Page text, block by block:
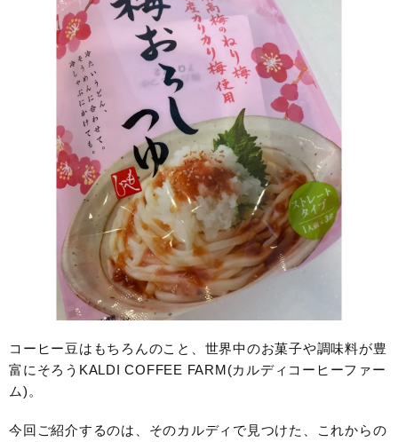
コーヒー豆はもちろんのこと、世界中のお菓子や調味料が豊
富にそろうKALDI COFFEE FARM(カルディコーヒーファー
ム)。
今回ご紹介するのは、そのカルディで見つけた、これからの